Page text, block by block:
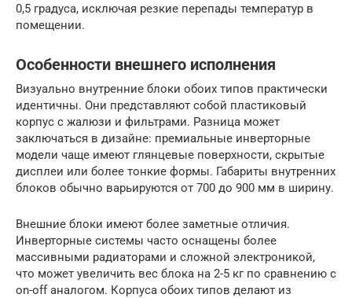
0,5 градуса, исключая резкие перепады температур в
помещении.
Особенности внешнего исполнения
Визуально внутренние блоки обоих типов практически
идентичны. Они представляют собой пластиковый
корпус с жалюзи и фильтрами. Разница может
заключаться в дизайне: премиальные инверторные
модели чаще имеют глянцевые поверхности, скрытые
дисплеи или более тонкие формы. Габариты внутренних
блоков обычно варьируются от 700 до 900 мм в ширину.
Внешние блоки имеют более заметные отличия.
Инверторные системы часто оснащены более
массивными радиаторами и сложной электроникой,
что может увеличить вес блока на 2-5 кг по сравнению с
on-off аналогом. Корпуса обоих типов делают из